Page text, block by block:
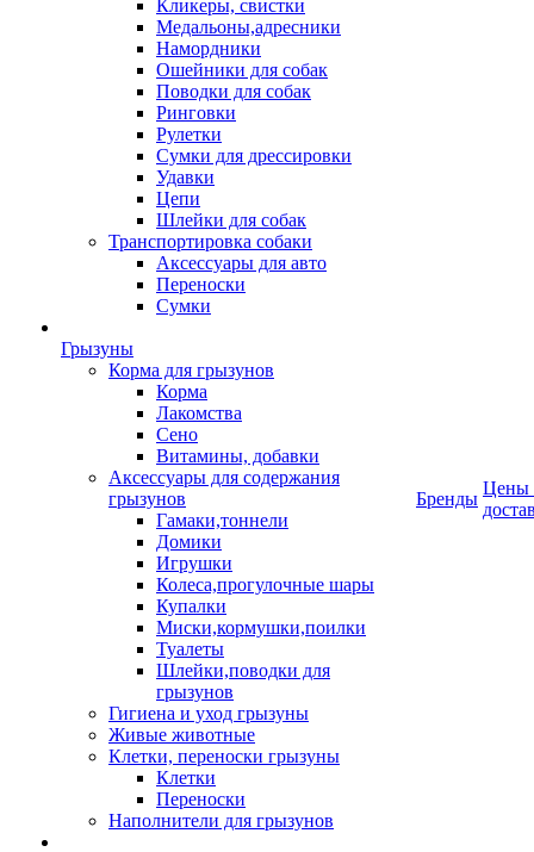
Кликеры, свистки
Медальоны,адресники
Намордники
Ошейники для собак
Поводки для собак
Ринговки
Рулетки
Сумки для дрессировки
Удавки
Цепи
Шлейки для собак
Транспортировка собаки
Аксессуары для авто
Переноски
Сумки
Грызуны
Корма для грызунов
Корма
Лакомства
Сено
Витамины, добавки
Аксессуары для содержания
грызунов
Гамаки,тоннели
Домики
Игрушки
Колеса,прогулочные шары
Купалки
Миски,кормушки,поилки
Туалеты
Шлейки,поводки для
грызунов
Гигиена и уход грызуны
Живые животные
Клетки, переноски грызуны
Клетки
Переноски
Наполнители для грызунов
Бренды
Цены